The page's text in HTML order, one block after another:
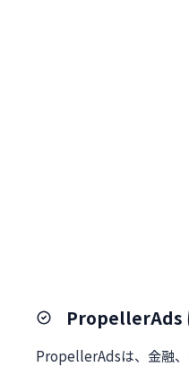
PropellerAds
PropellerAdsは、金融